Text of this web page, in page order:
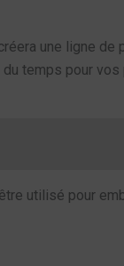
une ligne
temps pour vos
utilisé pour